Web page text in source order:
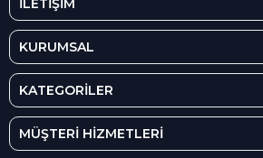
KURUMSAL
KATEGORİLER
MÜŞTERİ HİZMETLERİ